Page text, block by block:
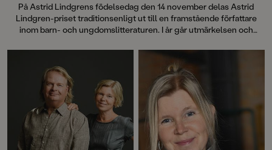
På Astrid Lindgrens födelsedag den 14 november delas Astrid
Lindgren-priset traditionsenligt ut till en framstående författare
inom barn- och ungdomslitteraturen. I år går utmärkelsen och